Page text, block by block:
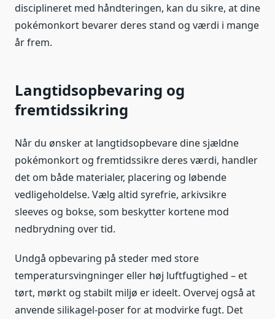
disciplineret med håndteringen, kan du sikre, at dine
pokémonkort bevarer deres stand og værdi i mange
år frem.
Langtidsopbevaring og
fremtidssikring
Når du ønsker at langtidsopbevare dine sjældne
pokémonkort og fremtidssikre deres værdi, handler
det om både materialer, placering og løbende
vedligeholdelse. Vælg altid syrefrie, arkivsikre
sleeves og bokse, som beskytter kortene mod
nedbrydning over tid.
Undgå opbevaring på steder med store
temperatursvingninger eller høj luftfugtighed – et
tørt, mørkt og stabilt miljø er ideelt. Overvej også at
anvende silikagel-poser for at modvirke fugt. Det